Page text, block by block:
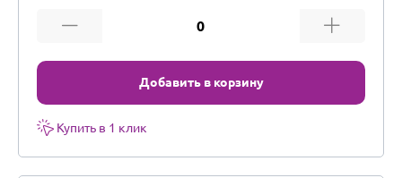
Добавить в корзину
Купить в 1 клик